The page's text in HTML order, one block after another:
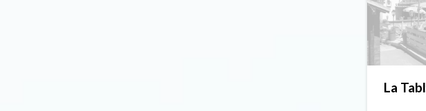
La